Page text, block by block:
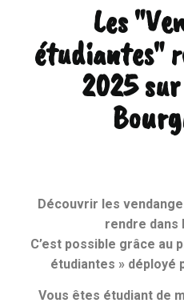
Les
étudiantes"
2025
Découvrir les
rendre dans
C’est possible grâce au
étudiantes » déployé
Vous êtes étudiant de